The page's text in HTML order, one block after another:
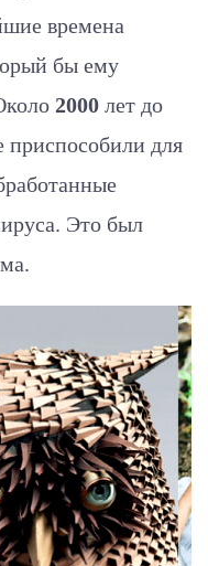
времена
бы ему
2000 лет до
приспособили для
Это был